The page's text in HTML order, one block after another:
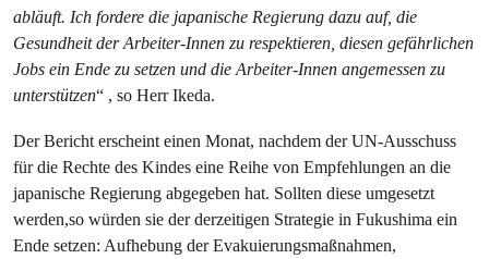
abläuft. Ich fordere die japanische Regierung dazu auf, die
Gesundheit der Arbeiter-Innen zu respektieren, diesen gefährlichen
Jobs ein Ende zu setzen und die Arbeiter-Innen angemessen zu
unterstützen“​ , so Herr Ikeda.
Der Bericht erscheint einen Monat, nachdem der UN-Ausschuss
für die Rechte des Kindes eine Reihe von Empfehlungen an die
japanische Regierung abgegeben hat. Sollten diese umgesetzt
werden,so würden sie der derzeitigen Strategie in Fukushima ein
Ende setzen: Aufhebung der Evakuierungsmaßnahmen,